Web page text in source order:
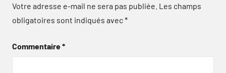
Votre adresse e-mail ne sera pas publiée. Les champs
obligatoires sont indiqués avec*
Commentaire*